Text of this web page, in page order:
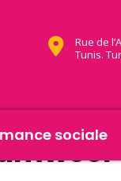
Rue de
Tunis.
sociale